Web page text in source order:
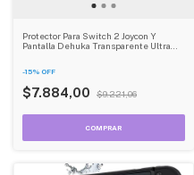
Protector Para Switch 2 Joycon Y
Pantalla Dehuka Transparente Ultra
-15% OFF
$7.884,00 $9.221,06